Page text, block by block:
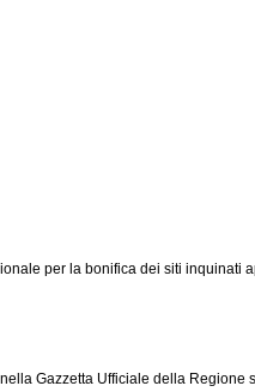
per la bonifica dei siti inquinati
Gazzetta Ufficiale della Regione